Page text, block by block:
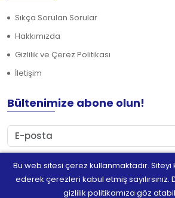
Bu web sitesi çerez kullanmaktadır.
ederek çerezleri kabul etmiş
gizlilik politikamıza göz
Sıkça Sorulan Sorular
Hakkımızda
Gizlilik ve Çerez Politikası
İletişim
Bültenimize abone olun!
Abone Ol